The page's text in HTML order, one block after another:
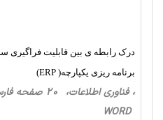
درک رابطه ی بین قابلیت فراگیری
برنامه ریزی یکپارچه( ERP)
WORD